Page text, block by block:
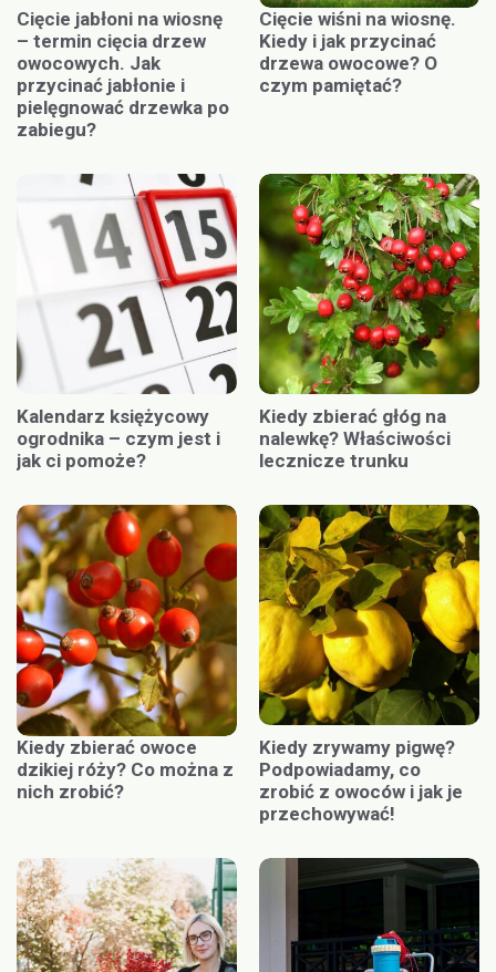
Cięcie jabłoni na wiosnę
– termin cięcia drzew
owocowych. Jak
przycinać jabłonie i
pielęgnować drzewka po
zabiegu?
Cięcie wiśni na wiosnę.
Kiedy i jak przycinać
drzewa owocowe? O
czym pamiętać?
Kalendarz księżycowy
ogrodnika – czym jest i
jak ci pomoże?
Kiedy zbierać głóg na
nalewkę? Właściwości
lecznicze trunku
Kiedy zbierać owoce
dzikiej róży? Co można z
nich zrobić?
Kiedy zrywamy pigwę?
Podpowiadamy, co
zrobić z owoców i jak je
przechowywać!